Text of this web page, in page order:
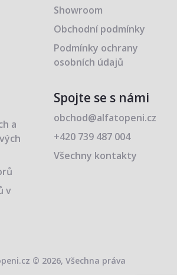
Showroom
Obchodní podmínky
Podmínky ochrany
osobních údajů
a
v
Spojte se s námi
obchod@alfatopeni.cz
+420 739 487 004
Všechny kontakty
© 2026, Všechna práva